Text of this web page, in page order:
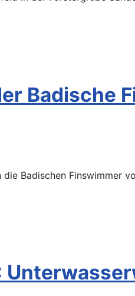
Badische
Badischen Finswimmer